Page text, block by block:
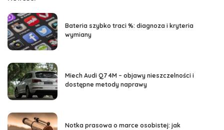
Bateria szybko traci %: diagnoza i kryteria
wymiany
Miech Audi Q7 4M – objawy nieszczelności i
dostępne metody naprawy
Notka prasowa o marce osobistej: jak